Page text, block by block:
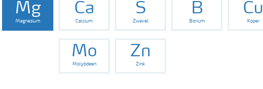
Mg
Magnesium
Ca
Calcium
S
Zwavel
B
Borium
Cu
Koper
Mo
Molybdeen
Zn
Zink